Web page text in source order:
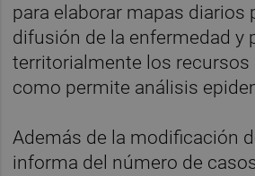
para elaborar mapas diarios
difusión de la enfermedad y
territorialmente los recursos
como permite análisis
Además de la modificación
informa del número de